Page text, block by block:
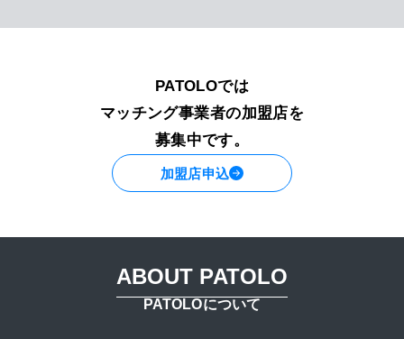
女性会員ログイン
男性会員ログイン
Language日本語
PATOLOでは
マッチング事業者の加盟店を
募集中です。
加盟店申込
ABOUT PATOLO
PATOLOについて